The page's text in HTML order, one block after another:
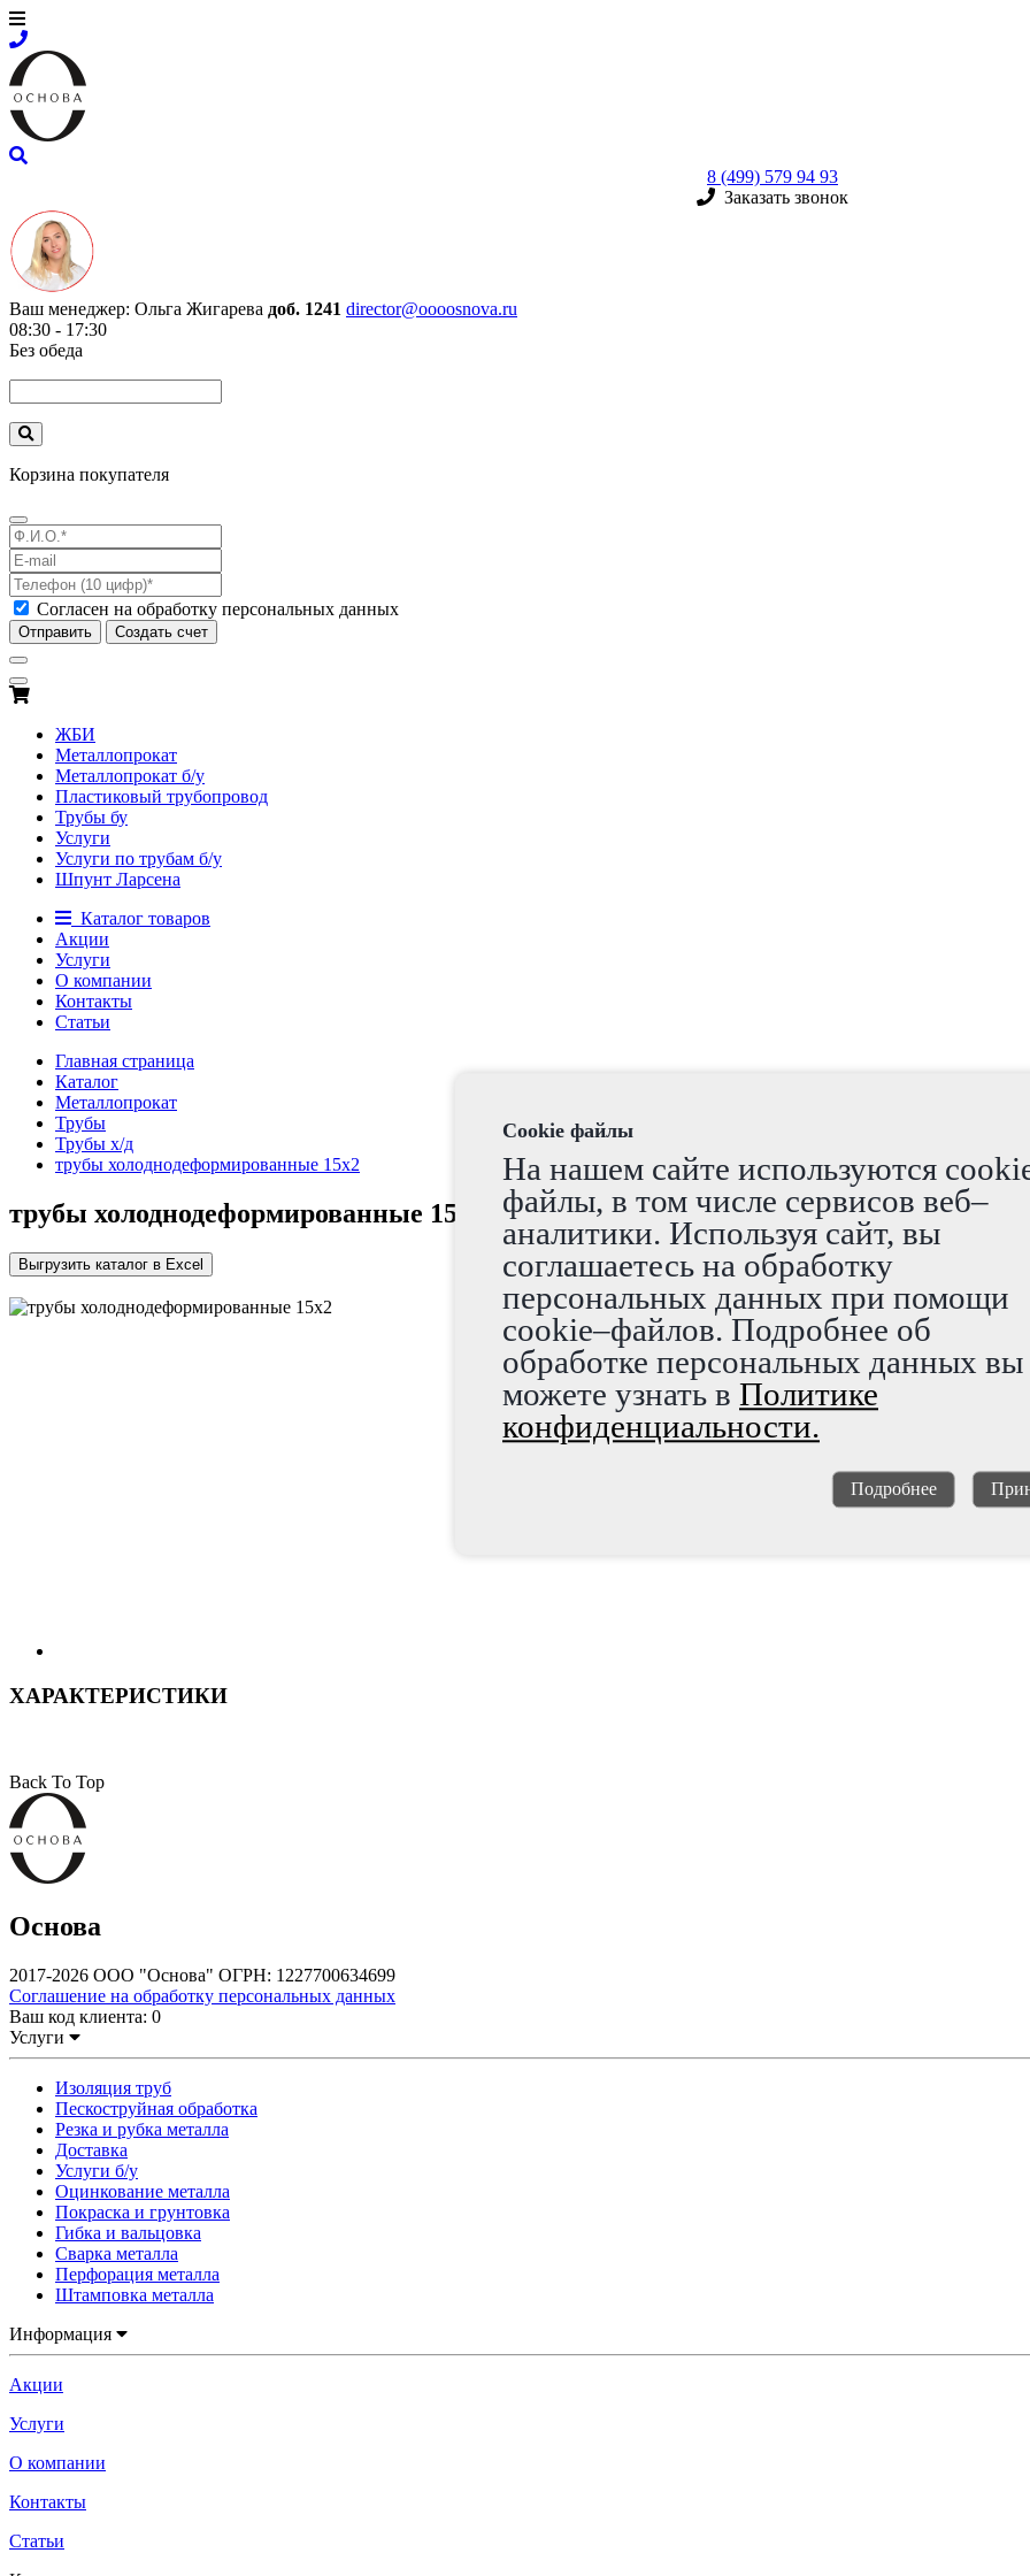
8 (499) 579 94 93
Заказать звонок
Ваш менеджер: Ольга Жигарева доб. 1241 director@oooosnova.ru
08:30 - 17:30
Без обеда
Корзина покупателя
Согласен на обработку персональных данных
Отправить Создать счет
ЖБИ
Металлопрокат
Металлопрокат б/у
Пластиковый трубопровод
Трубы бу
Услуги
Услуги по трубам б/у
Шпунт Ларсена
Каталог товаров
Акции
Услуги
О компании
Контакты
Статьи
Главная страница
Каталог
Металлопрокат
Трубы
Трубы х/д
трубы холоднодеформированные 15x2
трубы холоднодеформированные 15x2
Выгрузить каталог в Excel
ХАРАКТЕРИСТИКИ
Back To Top
Основа
2017-2026 ООО "Основа" ОГРН: 1227700634699
Соглашение на обработку персональных данных
Ваш код клиента: 0
Услуги
Изоляция труб
Пескоструйная обработка
Резка и рубка металла
Доставка
Услуги б/у
Оцинкование металла
Покраска и грунтовка
Гибка и вальцовка
Сварка металла
Перфорация металла
Штамповка металла
Информация
Акции
Услуги
О компании
Контакты
Статьи
Cookie файлы
На нашем сайте используются
файлы, в том числе сервисов веб–
аналитики. Используя сайт, вы
соглашаетесь на обработку
персональных данных при помощи
cookie–файлов. Подробнее об
обработке персональных данных вы
можете узнать в Политике
конфиденциальности.
Подробнее